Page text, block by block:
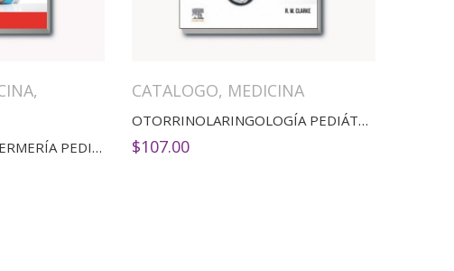
,
GUÍA CLÍNICA DE ENFERMERÍA PEDIÁTRICA
CATALOGO, MEDICINA
OTORRINOLARINGOLOGÍA PEDIÁTRICA
$107.00